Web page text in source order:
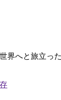
界へと旅立っ